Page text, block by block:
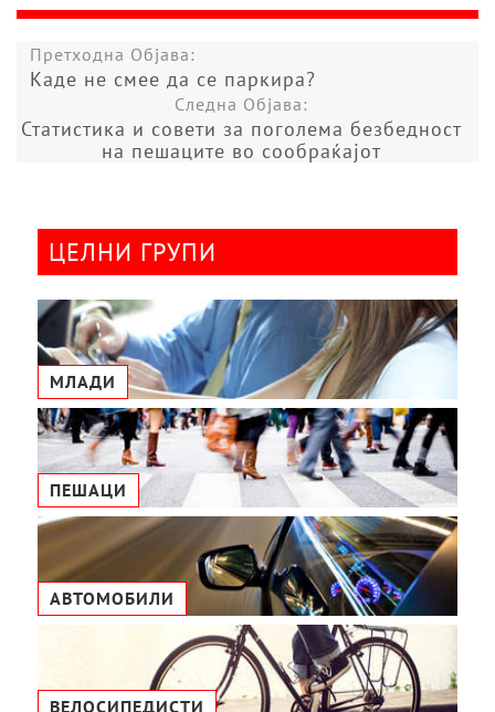
Претходна Објава:
Каде не смее да се паркира?
Следна Објава:
Статистика и совети за поголема безбедност
на пешаците во сообраќајот
ЦЕЛНИ ГРУПИ
МЛАДИ
ПЕШАЦИ
АВТОМОБИЛИ
ВЕЛОСИПЕДИСТИ